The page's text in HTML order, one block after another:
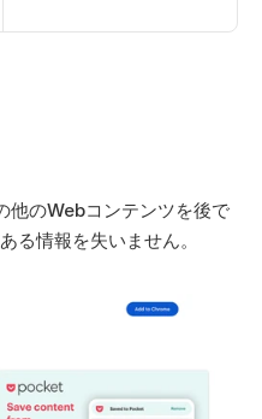
他のWebコンテンツを後で
る情報を失いません。